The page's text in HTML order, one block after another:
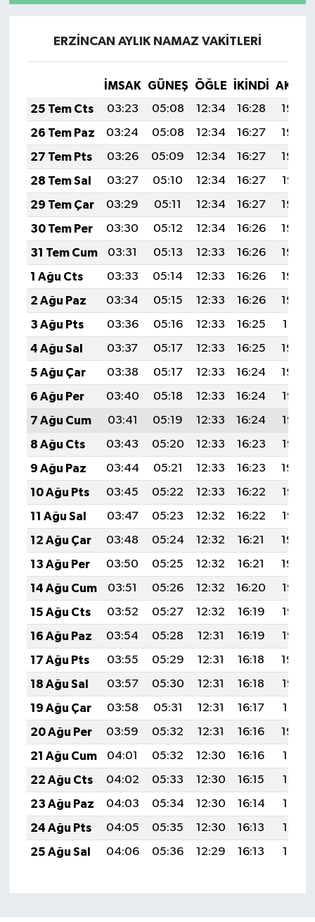
ERZİNCAN AYLIK NAMAZ VAKITLERI
İMSAK GÜNEŞ ÖĞLE İKINDI
25 Tem Cts
03:23 05:08 12:34 16:28
19:50
26 Tem Paz
03:24 05:08 12:34 16:27
19:49
27 Tem Pts
03:26 05:09 12:34 16:27
19:48
28 Tem Sal
03:27 05:10 12:34 16:27
19:47
29 Tem Çar
03:29 05:11 12:34 16:27
19:46
30 Tem Per
03:30 05:12 12:34 16:26
19:45
31 Tem Cum
03:31 05:13 12:33 16:26
19:44
1 Ağu Cts
03:33 05:14 12:33 16:26
19:43
2 Ağu Paz
03:34 05:15 12:33 16:26
19:42
3 Ağu Pts
03:36 05:16 12:33 16:25
19:41
4 Ağu Sal
03:37 05:17 12:33 16:25
19:40
5 Ağu Çar
03:38 05:17 12:33 16:24
19:39
6 Ağu Per
03:40 05:18 12:33 16:24
19:38
7 Ağu Cum
03:41 05:19 12:33 16:24
19:37
8 Ağu Cts
03:43 05:20 12:33 16:23
19:35
9 Ağu Paz
03:44 05:21 12:33 16:23
19:34
10 Ağu Pts
03:45 05:22 12:33 16:22
19:33
11 Ağu Sal
03:47 05:23 12:32 16:22
19:32
12 Ağu Çar
03:48 05:24 12:32 16:21
19:30
13 Ağu Per
03:50 05:25 12:32 16:21
19:29
14 Ağu Cum
03:51 05:26 12:32 16:20
19:28
15 Ağu Cts
03:52 05:27 12:32 16:19
19:26
16 Ağu Paz
03:54 05:28 12:31 16:19
19:25
17 Ağu Pts
03:55 05:29 12:31 16:18
19:24
18 Ağu Sal
03:57 05:30 12:31 16:18
19:22
19 Ağu Çar
03:58 05:31 12:31 16:17
19:21
20 Ağu Per
03:59 05:32 12:31 16:16
19:20
21 Ağu Cum
04:01 05:32 12:30 16:16
19:18
22 Ağu Cts
04:02 05:33 12:30 16:15
19:17
23 Ağu Paz
04:03 05:34 12:30 16:14
19:15
24 Ağu Pts
04:05 05:35 12:30 16:13
19:14
25 Ağu Sal
04:06 05:36 12:29 16:13 19:12